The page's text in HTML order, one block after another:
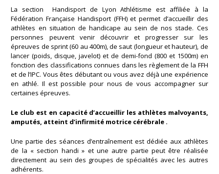
La section Handisport de Lyon Athlétisme est affiliée à la
Fédération Française Handisport (FFH) et permet d’accueillir des
athlètes en situation de handicape au sein de nos stade. Ces
personnes peuvent venir découvrir et progresser sur les
épreuves de sprint (60 au 400m), de saut (longueur et hauteur), de
lancer (poids, disque, javelot) et de demi-fond (800 et 1500m) en
fonction des classifications connues dans les règlement de la FFH
et de l’IPC. Vous êtes débutant ou vous avez déjà une expérience
en athlé. Il est possible pour nous de vous accompagner sur
certaines épreuves.
Le club est en capacité d’accueillir les athlètes malvoyants,
amputés, atteint d’infirmité motrice cérébrale .
Une partie des séances d’entraînement est dédiée aux athlètes
de la « section handi » et une autre partie peut être réalisée
directement au sein des groupes de spécialités avec les autres
adhérents.